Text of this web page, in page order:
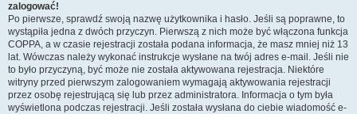
zalogować!
Po pierwsze, sprawdź swoją nazwę użytkownika i hasło. Jeśli są poprawne, to
wystąpiła jedna z dwóch przyczyn. Pierwszą z nich może być włączona funkcja
COPPA, a w czasie rejestracji została podana informacja, że masz mniej niż 13
lat. Wówczas należy wykonać instrukcje wysłane na twój adres e-mail. Jeśli nie
to było przyczyną, być może nie została aktywowana rejestracja. Niektóre
witryny przed pierwszym zalogowaniem wymagają aktywowania rejestracji
przez osobę rejestrującą się lub przez administratora. Informacja o tym była
wyświetlona podczas rejestracji. Jeśli została wysłana do ciebie wiadomość e-